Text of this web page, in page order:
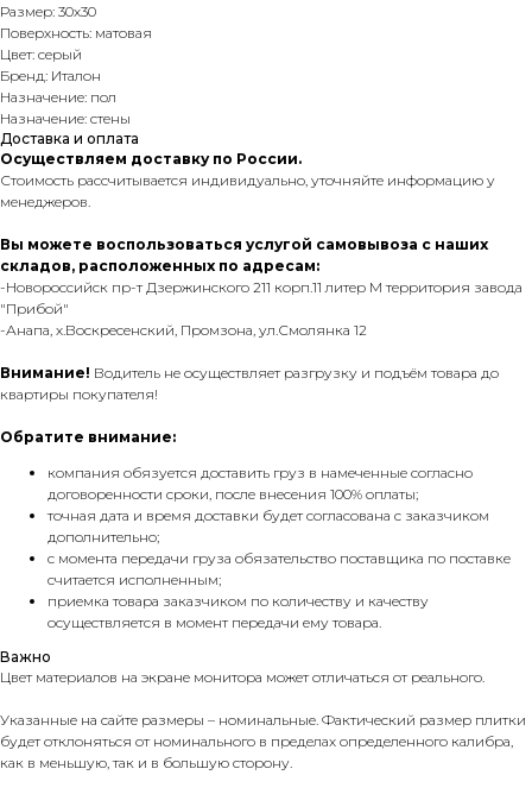
Размер: 30х30
Поверхность: матовая
Цвет: серый
Бренд: Италон
Назначение: пол
Назначение: стены
Доставка и оплата
Осуществляем доставку по России.
Стоимость рассчитывается индивидуально, уточняйте информацию у
менеджеров.
Вы можете воспользоваться услугой самовывоза с наших
складов, расположенных по адресам:
-Новороссийск пр-т Дзержинского 211 корп.11 литер М территория завода
"Прибой"
-Анапа, х.Воскресенский, Промзона, ул.Смолянка 12
Внимание! Водитель не осуществляет разгрузку и подъём товара до
квартиры покупателя!
Обратите внимание:
компания обязуется доставить груз в намеченные согласно
договоренности сроки, после внесения 100% оплаты;
точная дата и время доставки будет согласована с заказчиком
дополнительно;
с момента передачи груза обязательство поставщика по поставке
считается исполненным;
приемка товара заказчиком по количеству и качеству
осуществляется в момент передачи ему товара.
Важно
Цвет материалов на экране монитора может отличаться от реального.
Указанные на сайте размеры – номинальные. Фактический размер плитки
будет отклоняться от номинального в пределах определенного калибра,
как в меньшую, так и в большую сторону.